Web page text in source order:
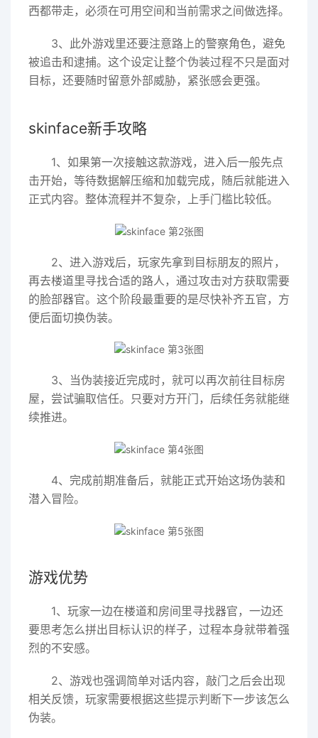
西都带走，必须在可用空间和当前需求之间做选择。
3、此外游戏里还要注意路上的警察角色，避免
被追击和逮捕。这个设定让整个伪装过程不只是面对
目标，还要随时留意外部威胁，紧张感会更强。
skinface新手攻略
1、如果第一次接触这款游戏，进入后一般先点
击开始，等待数据解压缩和加载完成，随后就能进入
正式内容。整体流程并不复杂，上手门槛比较低。
2、进入游戏后，玩家先拿到目标朋友的照片，
再去楼道里寻找合适的路人，通过攻击对方获取需要
的脸部器官。这个阶段最重要的是尽快补齐五官，方
便后面切换伪装。
3、当伪装接近完成时，就可以再次前往目标房
屋，尝试骗取信任。只要对方开门，后续任务就能继
续推进。
4、完成前期准备后，就能正式开始这场伪装和
潜入冒险。
游戏优势
1、玩家一边在楼道和房间里寻找器官，一边还
要思考怎么拼出目标认识的样子，过程本身就带着强
烈的不安感。
2、游戏也强调简单对话内容，敲门之后会出现
相关反馈，玩家需要根据这些提示判断下一步该怎么
伪装。